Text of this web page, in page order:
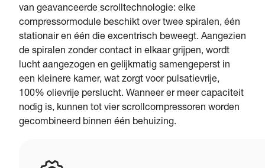
van geavanceerde scrolltechnologie: elke
compressormodule beschikt over twee spiralen, één
stationair en één die excentrisch beweegt. Aangezien
de spiralen zonder contact in elkaar grijpen, wordt
lucht aangezogen en gelijkmatig samengeperst in
een kleinere kamer, wat zorgt voor pulsatievrije,
100% olievrije perslucht. Wanneer er meer capaciteit
nodig is, kunnen tot vier scrollcompressoren worden
gecombineerd binnen één behuizing.